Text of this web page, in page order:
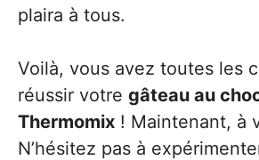
plaira à tous.
Voilà, vous avez toutes les
réussir votre gâteau au
Thermomix ! Maintenant, à
N’hésitez pas à